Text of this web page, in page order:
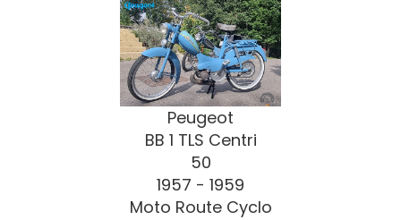
Peugeot
BB 1 TLS Centri
50
1957 - 1959
Moto Route Cyclo